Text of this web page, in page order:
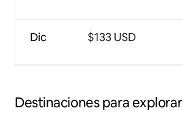
Dic $133 USD
Destinaciones para explorar